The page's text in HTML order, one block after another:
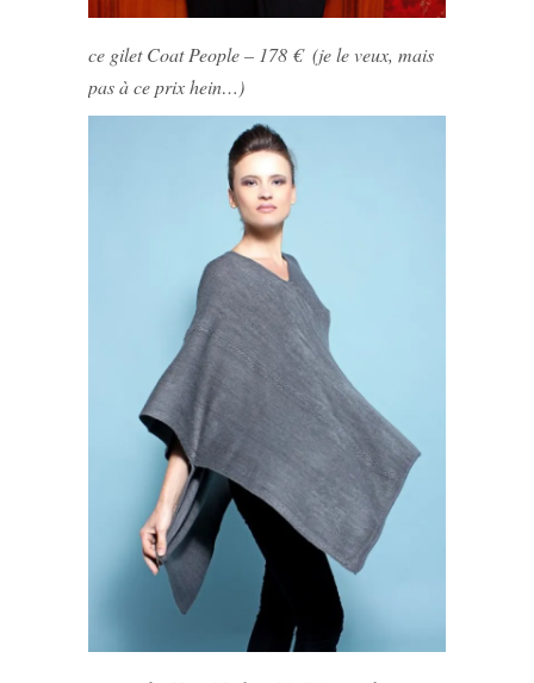
ce gilet Coat People – 178 € (je le veux, mais
pas à ce prix hein…)